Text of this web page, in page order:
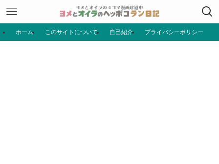
ホーム このサイトについて 自己紹介 プライバシーポリシー